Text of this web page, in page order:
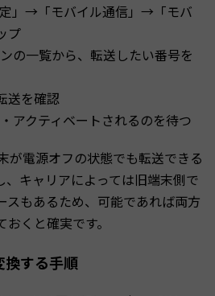
」→「モバイル通信」→「モバ
プ
の一覧から、転送したい番号を
送を確認
アクティベートされるのを待つ
が電源オフの状態でも転送できる
、キャリアによっては旧端末側で
スもあるため、可能であれば両方
くと確実です。
換する手順